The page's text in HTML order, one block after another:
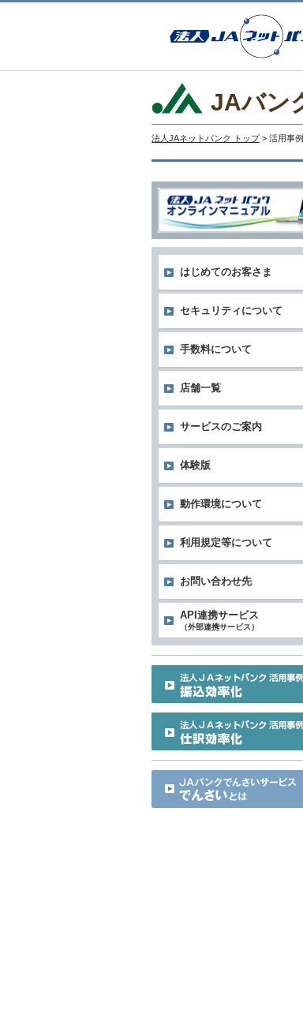
JAバン
法人JAネットバンク トップ > 活用事
はじめてのお客さま
セキュリティについて
手数料について
店舗一覧
サービスのご案内
体験版
動作環境について
利用規定等について
お問い合わせ先
API連携サービス
（外部連携サービス）